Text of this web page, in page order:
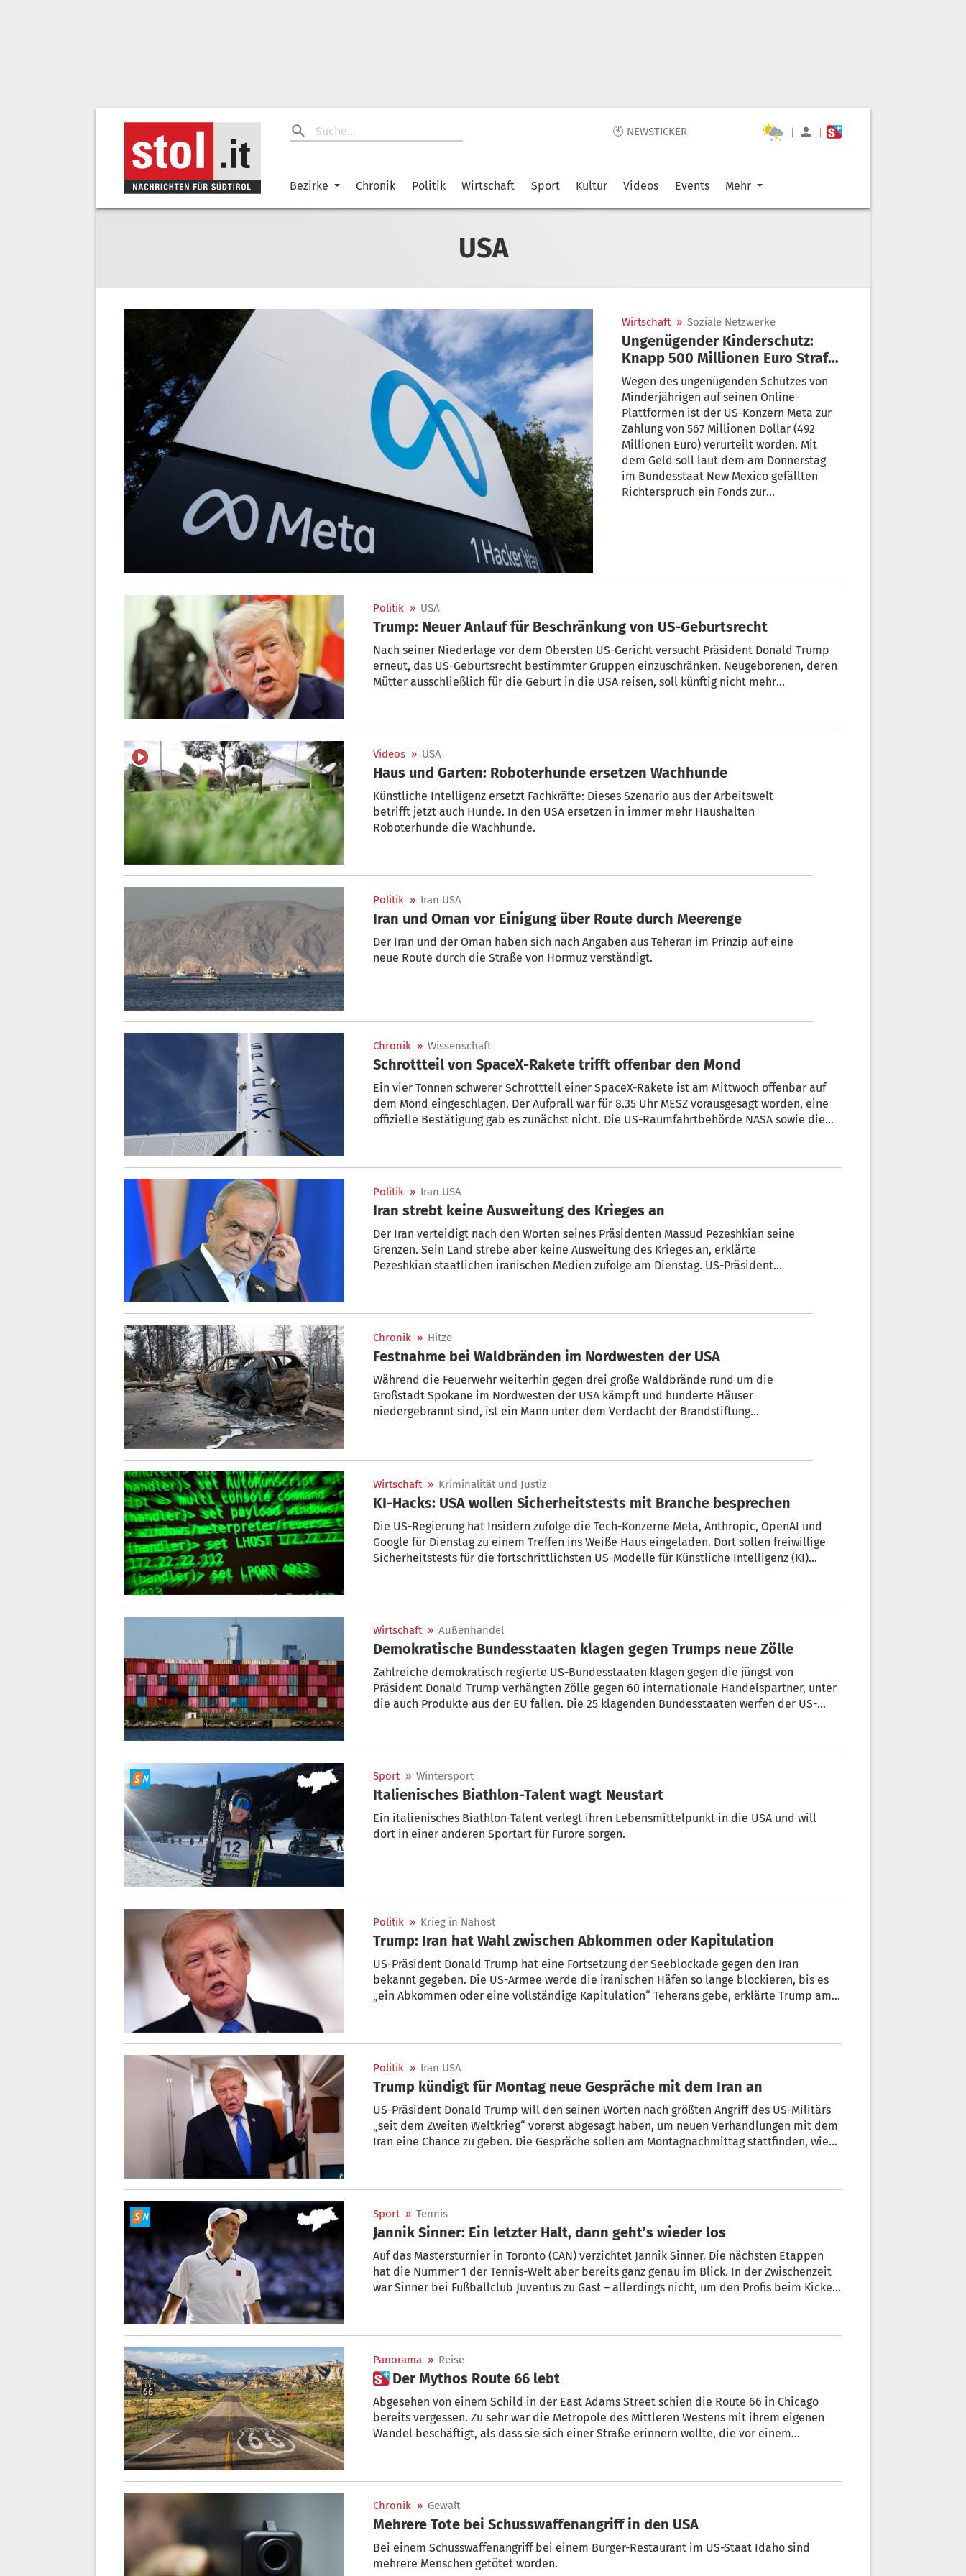
🕙 NEWSTICKER | |
Bezirke Chronik Politik Wirtschaft Sport Kultur Videos Events Mehr
USA
Wirtschaft » Soziale Netzwerke
Ungenügender Kinderschutz:
Knapp 500 Millionen Euro Strafe
für Meta
Wegen des ungenügenden Schutzes von
Minderjährigen auf seinen Online-
Plattformen ist der US-Konzern Meta zur
Zahlung von 567 Millionen Dollar (492
Millionen Euro) verurteilt worden. Mit
dem Geld soll laut dem am Donnerstag
im Bundesstaat New Mexico gefällten
Richterspruch ein Fonds zur
Politik » USA
Trump: Neuer Anlauf für Beschränkung von US-Geburtsrecht
Nach seiner Niederlage vor dem Obersten US-Gericht versucht Präsident Donald Trump
erneut, das US-Geburtsrecht bestimmter Gruppen einzuschränken. Neugeborenen, deren
Mütter ausschließlich für die Geburt in die USA reisen, soll künftig nicht mehr
Gegen Trumps Vorhaben könnte es erneut Klagen geben.
Videos » USA
Haus und Garten: Roboterhunde ersetzen Wachhunde
Künstliche Intelligenz ersetzt Fachkräfte: Dieses Szenario aus der Arbeitswelt
betrifft jetzt auch Hunde. In den USA ersetzen in immer mehr Haushalten
Roboterhunde die Wachhunde.
Politik » Iran USA
Iran und Oman vor Einigung über Route durch Meerenge
Der Iran und der Oman haben sich nach Angaben aus Teheran im Prinzip auf eine
neue Route durch die Straße von Hormuz verständigt.
Chronik » Wissenschaft
Schrottteil von SpaceX-Rakete trifft offenbar den Mond
Ein vier Tonnen schwerer Schrottteil einer SpaceX-Rakete ist am Mittwoch offenbar auf
dem Mond eingeschlagen. Der Aufprall war für 8.35 Uhr MESZ vorausgesagt worden, eine
offizielle Bestätigung gab es zunächst nicht. Die US-Raumfahrtbehörde NASA sowie die
dauern.
Politik » Iran USA
Iran strebt keine Ausweitung des Krieges an
Der Iran verteidigt nach den Worten seines Präsidenten Massud Pezeshkian seine
Grenzen. Sein Land strebe aber keine Ausweitung des Krieges an, erklärte
Pezeshkian staatlichen iranischen Medien zufolge am Dienstag. US-Präsident
Chance“ für die Führung in Teheran. Der Iran wies die Darstellung zurück.
Chronik » Hitze
Festnahme bei Waldbränden im Nordwesten der USA
Während die Feuerwehr weiterhin gegen drei große Waldbrände rund um die
Großstadt Spokane im Nordwesten der USA kämpft und hunderte Häuser
niedergebrannt sind, ist ein Mann unter dem Verdacht der Brandstiftung
Pressekonferenz sagte. Ein Zeuge habe den Mann beobachtet, wie der Sheriff
Wirtschaft » Kriminalität und Justiz
KI-Hacks: USA wollen Sicherheitstests mit Branche besprechen
Die US-Regierung hat Insidern zufolge die Tech-Konzerne Meta, Anthropic, OpenAI und
Google für Dienstag zu einem Treffen ins Weiße Haus eingeladen. Dort sollen freiwillige
Sicherheitstests für die fortschrittlichsten US-Modelle für Künstliche Intelligenz (KI)
Werkzeuge in die Systeme anderer Firmen eingedrungen sind.
Wirtschaft » Außenhandel
Demokratische Bundesstaaten klagen gegen Trumps neue Zölle
Zahlreiche demokratisch regierte US-Bundesstaaten klagen gegen die jüngst von
Präsident Donald Trump verhängten Zölle gegen 60 internationale Handelspartner, unter
die auch Produkte aus der EU fallen. Die 25 klagenden Bundesstaaten werfen der US-
hervorgeht. Das Weiße Haus wies die Vorwürfe zurück.
Sport » Wintersport
Italienisches Biathlon-Talent wagt Neustart
Ein italienisches Biathlon-Talent verlegt ihren Lebensmittelpunkt in die USA und will
dort in einer anderen Sportart für Furore sorgen.
Politik » Krieg in Nahost
Trump: Iran hat Wahl zwischen Abkommen oder Kapitulation
US-Präsident Donald Trump hat eine Fortsetzung der Seeblockade gegen den Iran
bekannt gegeben. Die US-Armee werde die iranischen Häfen so lange blockieren, bis es
„ein Abkommen oder eine vollständige Kapitulation“ Teherans gebe, erklärte Trump am
Politik » Iran USA
Trump kündigt für Montag neue Gespräche mit dem Iran an
US-Präsident Donald Trump will den seinen Worten nach größten Angriff des US-Militärs
„seit dem Zweiten Weltkrieg“ vorerst abgesagt haben, um neuen Verhandlungen mit dem
Iran eine Chance zu geben. Die Gespräche sollen am Montagnachmittag stattfinden, wie
zunächst keine Bestätigung für geplante Gespräche.
Sport » Tennis
Jannik Sinner: Ein letzter Halt, dann geht’s wieder los
Auf das Mastersturnier in Toronto (CAN) verzichtet Jannik Sinner. Die nächsten Etappen
hat die Nummer 1 der Tennis-Welt aber bereits ganz genau im Blick. In der Zwischenzeit
war Sinner bei Fußballclub Juventus zu Gast – allerdings nicht, um den Profis beim Kicken
Panorama » Reise
 Der Mythos Route 66 lebt
Abgesehen von einem Schild in der East Adams Street schien die Route 66 in Chicago
bereits vergessen. Zu sehr war die Metropole des Mittleren Westens mit ihrem eigenen
Wandel beschäftigt, als dass sie sich einer Straße erinnern wollte, die vor einem
Skulptur auf den Beginn der Straße aufmerksam, die im April 1926 ihren Namen bekam
Chronik » Gewalt
Mehrere Tote bei Schusswaffenangriff in den USA
Bei einem Schusswaffenangriff bei einem Burger-Restaurant im US-Staat Idaho sind
mehrere Menschen getötet worden.